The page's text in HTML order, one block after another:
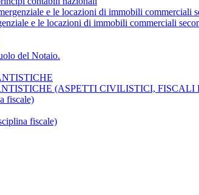
e le locazioni di immobili commerciali
e le locazioni di immobili commerciali
del Notaio.
(ASPETTI CIVILISTICI, FISCALI
fiscale)
fiscale)